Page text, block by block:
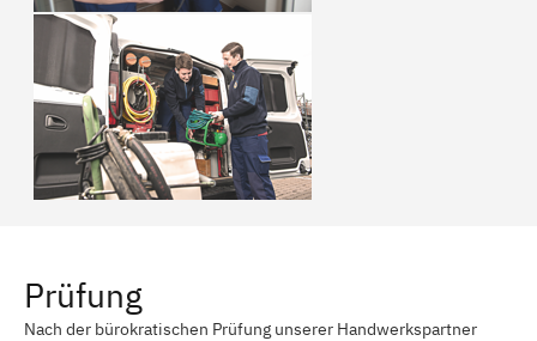
Prüfung
Nach der bürokratischen Prüfung unserer Handwerkspartner